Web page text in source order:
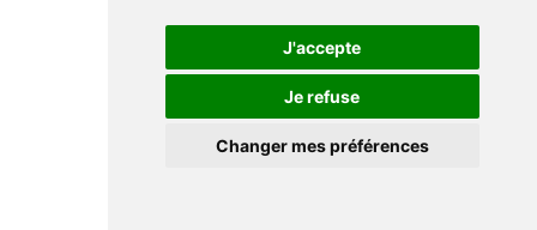
J'accepte
Je refuse
Changer mes préférences